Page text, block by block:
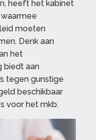
heeft het kabinet
moeten
Denk aan
het
biedt aan
tegen gunstige
beschikbaar
voor het mkb.